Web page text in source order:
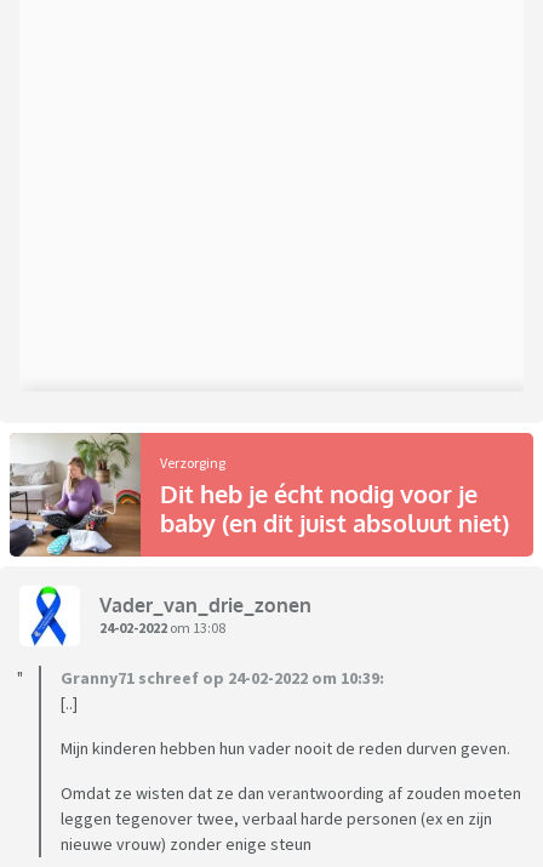
Verzorging
Dit heb je écht nodig voor je
baby (en dit juist absoluut niet)
Vader_van_drie_zonen
24-02-2022 om 13:08
Granny71 schreef op 24-02-2022 om 10:39:
[..]
Mijn kinderen hebben hun vader nooit de reden durven geven.
Omdat ze wisten dat ze dan verantwoording af zouden moeten
leggen tegenover twee, verbaal harde personen (ex en zijn
nieuwe vrouw) zonder enige steun